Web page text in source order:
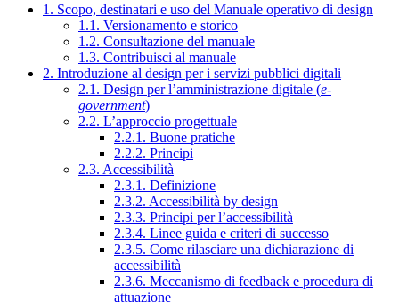
1. Scopo, destinatari e uso del Manuale operativo di design
1.1. Versionamento e storico
1.2. Consultazione del manuale
1.3. Contribuisci al manuale
2. Introduzione al design per i servizi pubblici digitali
2.1. Design per l’amministrazione digitale (e-
government)
2.2. L’approccio progettuale
2.2.1. Buone pratiche
2.2.2. Principi
2.3. Accessibilità
2.3.1. Definizione
2.3.2. Accessibilità by design
2.3.3. Principi per l’accessibilità
2.3.4. Linee guida e criteri di successo
2.3.5. Come rilasciare una dichiarazione di
accessibilità
2.3.6. Meccanismo di feedback e procedura di
attuazione